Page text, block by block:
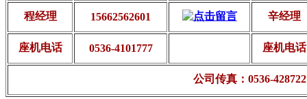
程经理 15662562601 辛经理
座机电话 0536-4101777 座机电话
公司传真：0536-